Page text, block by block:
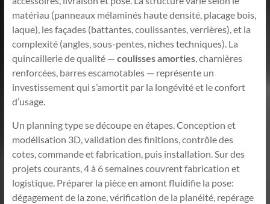
matériau (panneaux mélaminés haute densité, placage bois,
laque), les façades (battantes, coulissantes, verrières), et la
complexité (angles, sous-pentes, niches techniques). La
quincaillerie de qualité — coulisses amorties, charnières
renforcées, barres escamotables — représente un
investissement qui s’amortit par la longévité et le confort
d’usage.
Un planning type se découpe en étapes. Conception et
modélisation 3D, validation des finitions, contrôle des
cotes, commande et fabrication, puis installation. Sur des
projets courants, 4 à 6 semaines couvrent fabrication et
logistique. Préparer la pièce en amont fluidifie la pose:
dégagement de la zone, vérification de la planéité, repérage